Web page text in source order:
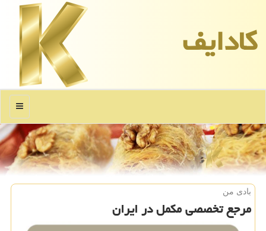
كادایف
منو
بادی من
مرجع تخصصی مكمل در ایران